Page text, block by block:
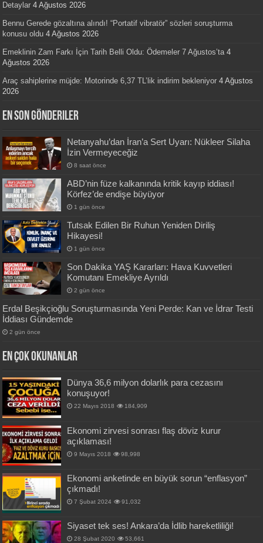
Detaylar 4 Ağustos 2026
Bennu Gerede gözaltına alındı! “Portatif vibratör” sözleri soruşturma
konusu oldu 4 Ağustos 2026
Emeklinin Zam Farkı İçin Tarih Belli Oldu: Ödemeler 7 Ağustos’ta 4
Ağustos 2026
Araç sahiplerine müjde: Motorinde 6,37 TL’lik indirim bekleniyor 4 Ağustos
2026
En Son Gönderiler
Netanyahu’dan İran’a Sert Uyarı: Nükleer Silaha
İzin Vermeyeceğiz
8 saat önce
ABD’nin füze kalkanında kritik kayıp iddiası!
Körfez’de endişe büyüyor
1 gün önce
Tutsak Edilen Bir Ruhun Yeniden Diriliş
Hikayesi!
1 gün önce
Son Dakika YAŞ Kararları: Hava Kuvvetleri
Komutanı Emekliye Ayrıldı
2 gün önce
Erdal Beşikçioğlu Soruşturmasında Yeni Perde: Kan ve İdrar Testi
İddiası Gündemde
2 gün önce
En Çok okunanlar
Dünya 36,6 milyon dolarlık para cezasını
konuşuyor!
22 Mayıs 2018 184,909
Ekonomi zirvesi sonrası flaş döviz kurur
açıklaması!
9 Mayıs 2018 98,998
Ekonomi anketinde en büyük sorun “enflasyon”
çıkmadı!
7 Şubat 2024 91,032
Siyaset tek ses! Ankara’da İdlib hareketliliği!
28 Şubat 2020 53,661